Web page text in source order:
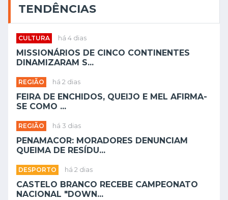
TENDÊNCIAS
CULTURA há 4 dias
MISSIONÁRIOS DE CINCO CONTINENTES
DINAMIZARAM S...
REGIÃO há 2 dias
FEIRA DE ENCHIDOS, QUEIJO E MEL AFIRMA-
SE COMO ...
REGIÃO há 3 dias
PENAMACOR: MORADORES DENUNCIAM
QUEIMA DE RESÍDU...
DESPORTO há 2 dias
CASTELO BRANCO RECEBE CAMPEONATO
NACIONAL "DOWN...